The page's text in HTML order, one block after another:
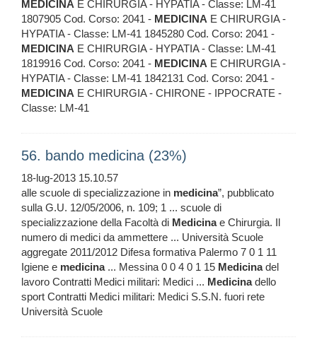
MEDICINA E CHIRURGIA - HYPATIA - Classe: LM-41
1807905 Cod. Corso: 2041 - MEDICINA E CHIRURGIA -
HYPATIA - Classe: LM-41 1845280 Cod. Corso: 2041 -
MEDICINA E CHIRURGIA - HYPATIA - Classe: LM-41
1819916 Cod. Corso: 2041 - MEDICINA E CHIRURGIA -
HYPATIA - Classe: LM-41 1842131 Cod. Corso: 2041 -
MEDICINA E CHIRURGIA - CHIRONE - IPPOCRATE -
Classe: LM-41
56. bando medicina (23%)
18-lug-2013 15.10.57
alle scuole di specializzazione in medicina”, pubblicato
sulla G.U. 12/05/2006, n. 109; 1 ... scuole di
specializzazione della Facoltà di Medicinae Chirurgia. Il
numero di medici da ammettere ... Università Scuole
aggregate 2011/2012 Difesa formativa Palermo 7 0 1 11
Igiene e medicina... Messina 0 0 4 0 1 15 Medicinadel
lavoro Contratti Medici militari: Medici ... Medicinadello
sport Contratti Medici militari: Medici S.S.N. fuori rete
Università Scuole